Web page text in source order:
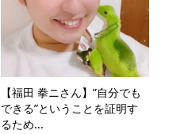
【福田 拳ニさん】”自分でも
できる”ということを証明す
るため...